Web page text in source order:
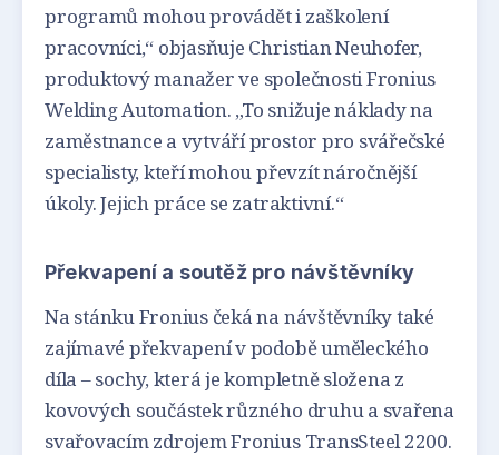
programů mohou provádět i zaškolení
pracovníci,“ objasňuje Christian Neuhofer,
produktový manažer ve společnosti Fronius
Welding Automation. „To snižuje náklady na
zaměstnance a vytváří prostor pro svářečské
specialisty, kteří mohou převzít náročnější
úkoly. Jejich práce se zatraktivní.“
Překvapení a soutěž pro návštěvníky
Na stánku Fronius čeká na návštěvníky také
zajímavé překvapení v podobě uměleckého
díla – sochy, která je kompletně složena z
kovových součástek různého druhu a svařena
svařovacím zdrojem Fronius TransSteel 2200.